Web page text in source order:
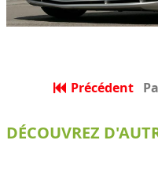
Précédent
DÉCOUVREZ